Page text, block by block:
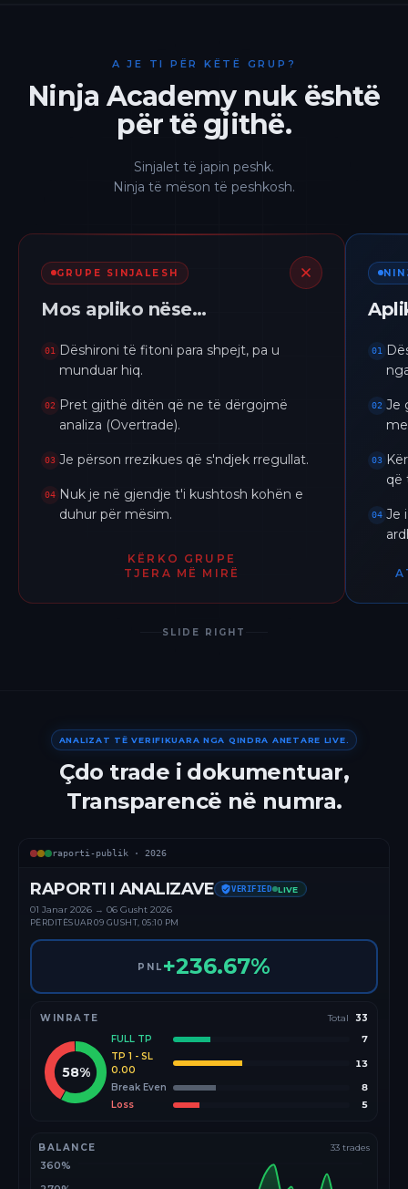
A JE TI PËR KËTË GRUP?
Ninja Academy nuk është
për të gjithë.
Sinjalet të japin peshk.
Ninja të mëson të peshkosh.
GRUPE SINJALESH
Mos apliko nëse…
01
Dëshironi të fitoni para shpejt, pa u
munduar hiq.
02
Pret gjithë ditën që ne të dërgojmë
analiza (Overtrade).
03 Je përson rrezikues që s'ndjek rregullat.
04 Nuk je në gjendje t'i kushtosh kohën e
duhur për mësim.
KËRKO GRUPE
TJERA MË MIRË
01
02 Je
03
që
04 Je
SLIDE RIGHT
ANALIZAT TË VERIFIKUARA NGA QINDRA ANETARE LIVE.
Çdo trade i dokumentuar,
Transparencë në numra.
raporti-publik · 2026
RAPORTI I ANALIZAVE VERIFIED LIVE
01 Janar 2026 → 06 Gusht 2026
PËRDITËSUAR09 GUSHT, 05:10 PM
PNL +236.67%
WINRATE Total 33
58%
FULL TP
7
TP 1 - SL
0.00
13
Break Even
8
Loss
5
BALANCE 33 trades
360%